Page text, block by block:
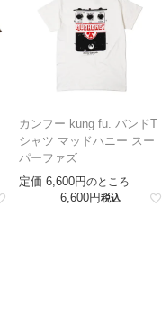
カンフー kung fu. バンドT
シャツ マッドハニー スー
パーファズ
定価 6,600 のところ
6,600 税込